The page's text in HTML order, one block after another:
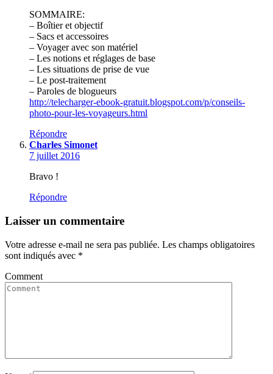
SOMMAIRE:
– Boîtier et objectif
– Sacs et accessoires
– Voyager avec son matériel
– Les notions et réglages de base
– Les situations de prise de vue
– Le post-traitement
– Paroles de blogueurs
http://telecharger-ebook-gratuit.blogspot.com/p/conseils-
photo-pour-les-voyageurs.html
Répondre
Charles Simonet
7 juillet 2016
Bravo !
Répondre
Laisser un commentaire
Votre adresse e-mail ne sera pas publiée. Les champs obligatoires
sont indiqués avec *
Comment